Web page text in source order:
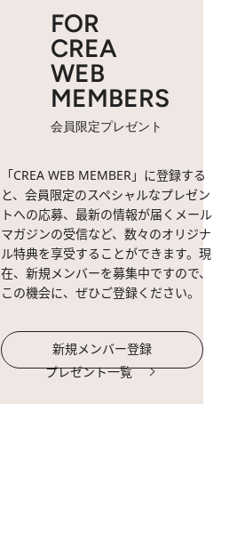
FOR
CREA
WEB
MEMBERS
会員限定プレゼント
「CREA WEB MEMBER」に登録する
と、会員限定のスペシャルなプレゼン
トへの応募、最新の情報が届くメール
マガジンの受信など、数々のオリジナ
ル特典を享受することができます。現
在、新規メンバーを募集中ですので、
この機会に、ぜひご登録ください。
新規メンバー登録
プレゼント一覧